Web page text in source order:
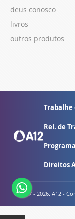
deus conosco
livros
outros produtos
Trabalhe
Rel. de
Direitos
© 2007 - 2026. A12 -